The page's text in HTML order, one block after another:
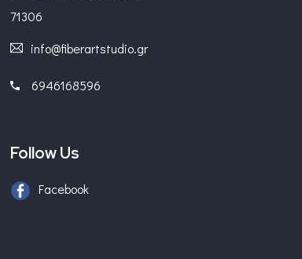
71306
info@fiberartstudio.gr
6946168596
Follow Us
Facebook